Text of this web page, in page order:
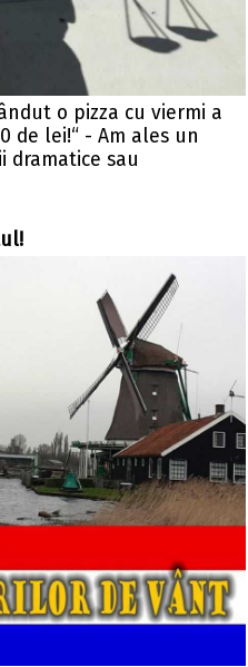
o pizza cu viermi a
de lei!“ - Am ales un
dramatice sau